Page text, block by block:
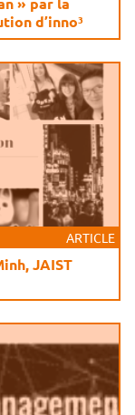
d’inno³
ARTICLE
JAIST